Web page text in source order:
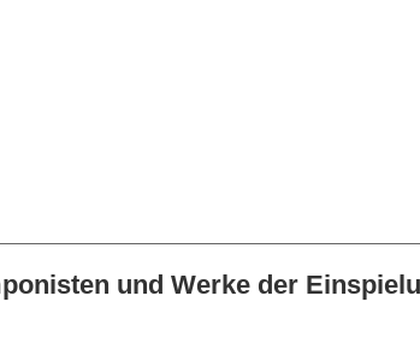
und Werke der